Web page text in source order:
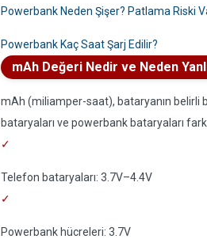
Powerbank Neden Şişer? Patlama Riski
Powerbank Kaç Saat Şarj Edilir?
mAh Değeri Nedir ve Neden
mAh (miliamper-saat), bataryanın belirli
bataryaları ve powerbank bataryaları
Telefon bataryaları: 3.7V–4.4V
Powerbank hücreleri: 3.7V